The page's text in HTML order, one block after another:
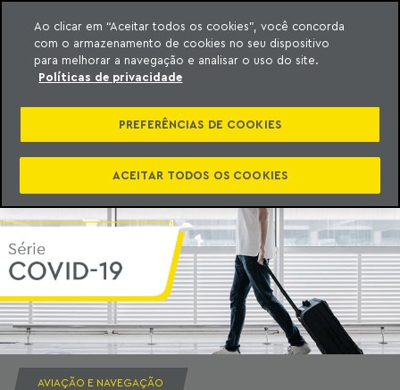
o conteúdo
Machado Meyer
AVIAÇÃO E NAVEGAÇÃO
Ao clicar em “Aceitar todos os cookies”, você concorda
com o armazenamento de cookies no seu dispositivo
para melhorar a navegação e analisar o uso do site.
Políticas de privacidade
PREFERÊNCIAS DE COOKIES
ACEITAR TODOS OS COOKIES